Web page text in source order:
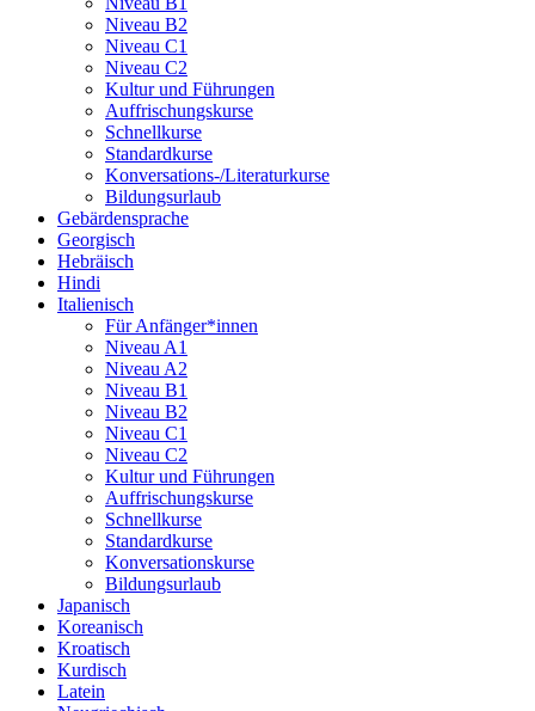
Niveau B2
Niveau C1
Niveau C2
Kultur und Führungen
Auffrischungskurse
Schnellkurse
Standardkurse
Konversations-/Literaturkurse
Bildungsurlaub
Gebärdensprache
Georgisch
Hebräisch
Hindi
Italienisch
Für Anfänger*innen
Niveau A1
Niveau A2
Niveau B1
Niveau B2
Niveau C1
Niveau C2
Kultur und Führungen
Auffrischungskurse
Schnellkurse
Standardkurse
Konversationskurse
Bildungsurlaub
Japanisch
Koreanisch
Kroatisch
Kurdisch
Latein